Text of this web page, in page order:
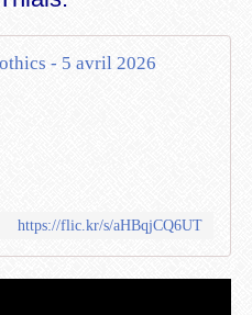
- 5 avril 2026
https://flic.kr/s/aHBqjCQ6UT